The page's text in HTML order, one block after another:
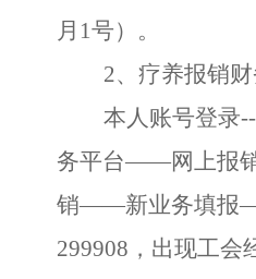
月1号）。
2、疗养报销财
本人账号登录
务平台——网上报
销——新业务填报
299908，出现工会